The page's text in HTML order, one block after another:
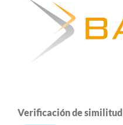
Verificación de similitud